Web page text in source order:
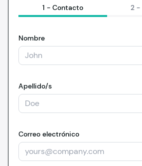
1 - Contacto 2 -
Nombre
Apellido/s
Correo electrónico